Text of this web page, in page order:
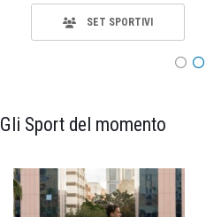
SET SPORTIVI
Gli Sport del momento